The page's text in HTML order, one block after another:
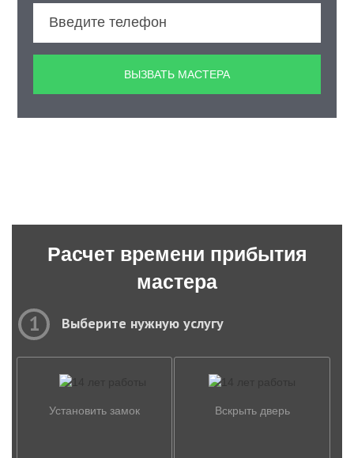
Расчет времени прибытия
мастера
1 Выберите нужную услугу
Установить замок Вскрыть дверь